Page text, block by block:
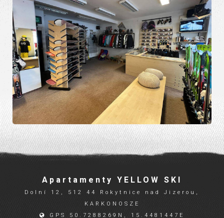
Apartamenty YELLOW SKI
Dolní 12, 512 44 Rokytnice nad Jizerou,
KARKONOSZE
GPS 50.7288269N, 15.4481447E